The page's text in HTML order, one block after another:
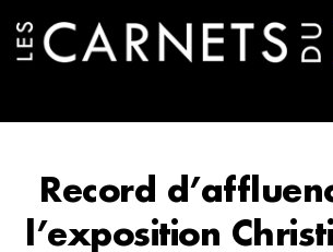
Record
l’exposition